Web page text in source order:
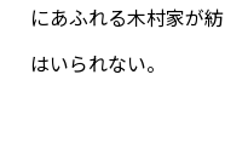
にあふれる木村家が
はいられない。